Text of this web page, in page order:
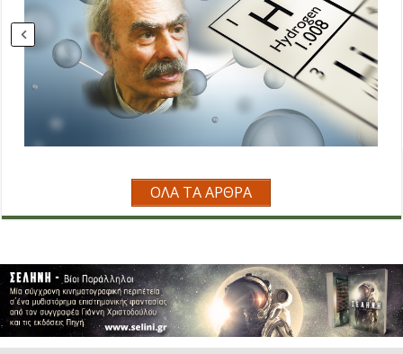
ΟΛΑ ΤΑ ΑΡΘΡΑ